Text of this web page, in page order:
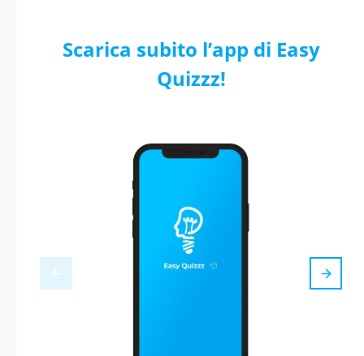
Scarica subito l’app di Easy
Quizzz!